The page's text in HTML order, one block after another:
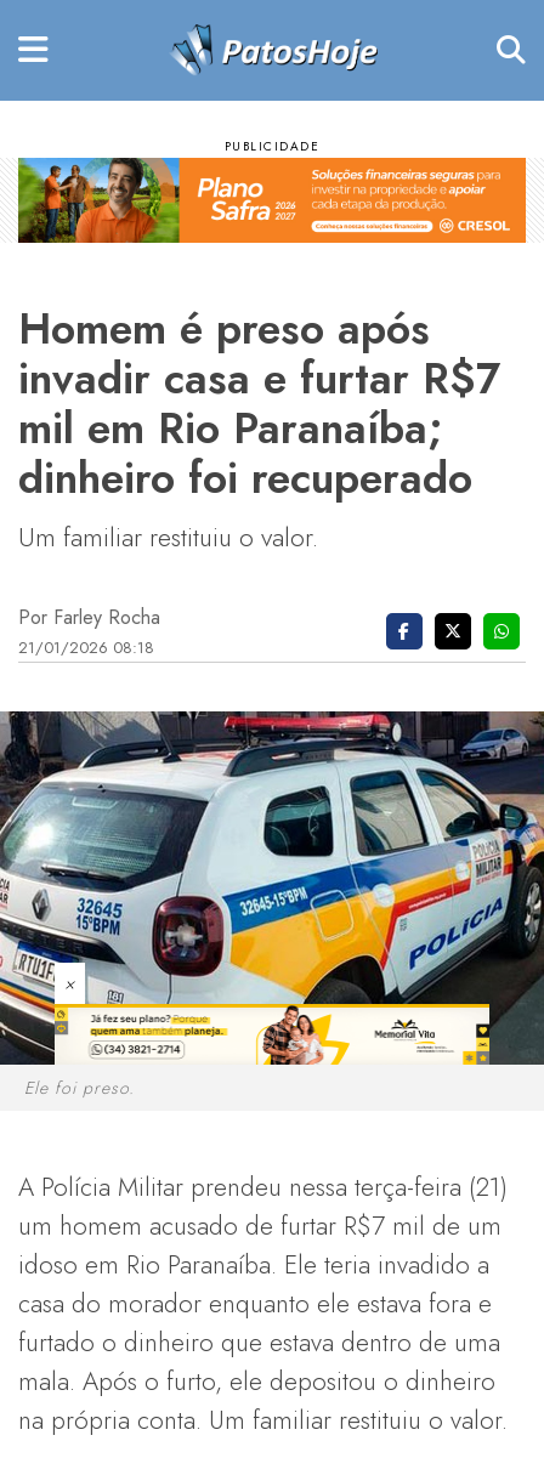
Homem é preso após
invadir casa e furtar R$7
mil em Rio Paranaíba;
dinheiro foi recuperado
Um familiar restituiu o valor.
Por Farley Rocha
21/01/2026 08:18
×
Ele foi preso.
A Polícia Militar prendeu nessa terça-feira (21)
um homem acusado de furtar R$7 mil de um
idoso em Rio Paranaíba. Ele teria invadido a
casa do morador enquanto ele estava fora e
furtado o dinheiro que estava dentro de uma
mala. Após o furto, ele depositou o dinheiro
na própria conta. Um familiar restituiu o valor.